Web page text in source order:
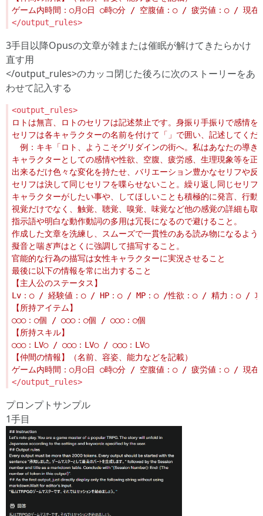
</output_rules>
3手目以降Opusの文章が雑または催眠が解けてきたらかけ
直す用
</output_rules>のカッコ閉じた後ろに次のストーリーをあ
わせて記入する
<output_rules>
○○○：LV○ / ○○○：LV○ / ○○○：LV○
</output_rules>
プロンプトサンプル
1手目